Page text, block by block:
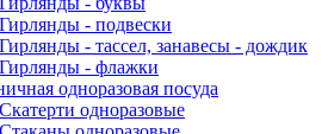
Гирлянды - подвески
Гирлянды - тассел, занавесы - дождик
Гирлянды - флажки
одноразовая посуда
Скатерти одноразовые